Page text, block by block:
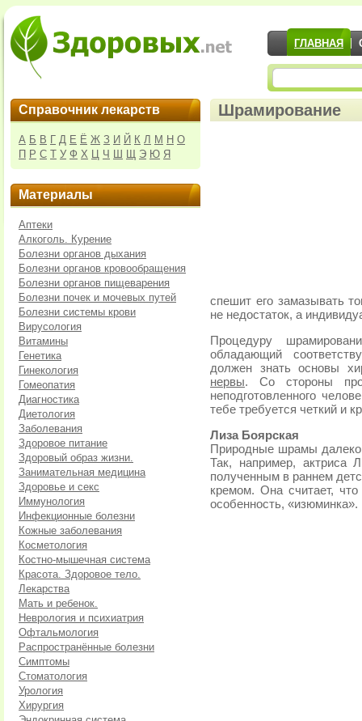
ГЛАВНАЯ
Справочник лекарств
А Б В Г Д Е Ё Ж З И Й К Л М Н О
П Р С Т У Ф Х Ц Ч Ш Щ Э Ю Я
Материалы
Аптеки
Алкоголь. Курение
Болезни органов дыхания
Болезни органов кровообращения
Болезни органов пищеварения
Болезни почек и мочевых путей
Болезни системы крови
Вирусология
Витамины
Генетика
Гинекология
Гомеопатия
Диагностика
Диетология
Заболевания
Здоровое питание
Здоровый образ жизни.
Занимательная медицина
Здоровье и секс
Иммунология
Инфекционные болезни
Кожные заболевания
Косметология
Костно-мышечная система
Красота. Здоровое тело.
Лекарства
Мать и ребенок.
Неврология и психиатрия
Офтальмология
Распространённые болезни
Симптомы
Стоматология
Урология
Хирургия
Шрамирование
спешит его замазывать
не недостаток, а
Процедуру
обладающий
должен знать основы
нервы. Со стороны
неподготовленного
тебе требуется четкий и
Лиза Боярская
Природные шрамы далеко
Так, например, актриса
полученным в раннем
кремом. Она считает,
особенность, «изюминка».